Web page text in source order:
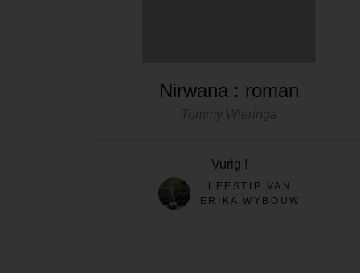
Nirwana : roman
Tommy Wieringa
Vurig !
LEESTIP VAN
ERIKA WYBOUW